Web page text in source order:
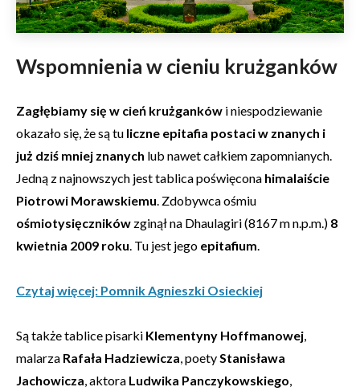
Wspomnienia w cieniu krużganków
Zagłębiamy się w cień krużganków i niespodziewanie
okazało się, że są tu liczne epitafia postaci w znanych i
już dziś mniej znanych lub nawet całkiem zapomnianych.
Jedną z najnowszych jest tablica poświęcona himalaiście
Piotrowi Morawskiemu. Zdobywca ośmiu
ośmiotysięczników zginął na Dhaulagiri (8167 m n.p.m.) 8
kwietnia 2009 roku. Tu jest jego epitafium.
Czytaj więcej: Pomnik Agnieszki Osieckiej
Są także tablice pisarki Klementyny Hoffmanowej,
malarza Rafała Hadziewicza, poetyStanisława
Jachowicza, aktora Ludwika Panczykowskiego,